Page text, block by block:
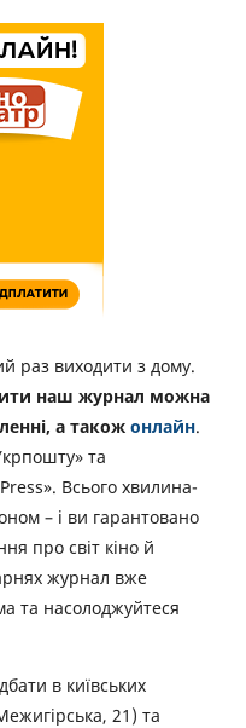
раз виходити з дому.
наш журнал можна
а також онлайн.
та
Всього хвилина-
– і ви гарантовано
про світ кіно й
журнал вже
та насолоджуйтеся
в київських
21) та